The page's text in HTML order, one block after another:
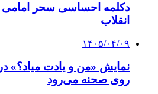
دکلمه‌ احساسی سحر امامی
انقلاب
۱۴۰۵/۰۴/۰۹
نمایش «من و یادت میاد؟»
روی صحنه می‌رود